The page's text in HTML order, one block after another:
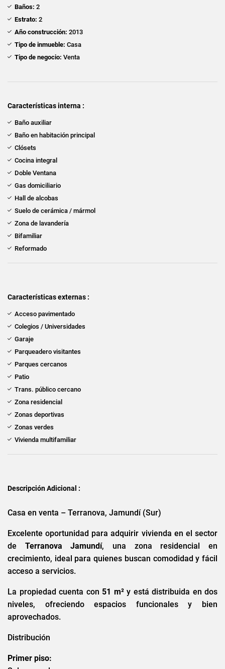
Baños: 2
Estrato: 2
Año construcción: 2013
Tipo de inmueble: Casa
Tipo de negocio: Venta
Características interna :
Baño auxiliar
Baño en habitación principal
Clósets
Cocina integral
Doble Ventana
Gas domiciliario
Hall de alcobas
Suelo de cerámica / mármol
Zona de lavandería
Bifamiliar
Reformado
Características externas :
Acceso pavimentado
Colegios / Universidades
Garaje
Parqueadero visitantes
Parques cercanos
Patio
Trans. público cercano
Zona residencial
Zonas deportivas
Zonas verdes
Vivienda multifamiliar
Descripción Adicional :
Casa en venta – Terranova, Jamundí (Sur)
Excelente oportunidad para adquirir vivienda en el sector
de Terranova Jamundí, una zona residencial en
crecimiento, ideal para quienes buscan comodidad y fácil
acceso a servicios.
La propiedad cuenta con 51 m²y está distribuida en dos
niveles, ofreciendo espacios funcionales y bien
aprovechados.
Distribución
Primer piso: